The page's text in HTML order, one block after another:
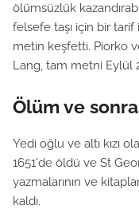
ölümsüzlük
felsefe taşı için bir
metin keşfetti. Piorko
Lang, tam metni Eylül
Ölüm ve
Yedi oğlu ve altı kızı
1651'de öldü ve St
yazmalarının ve
kaldı.